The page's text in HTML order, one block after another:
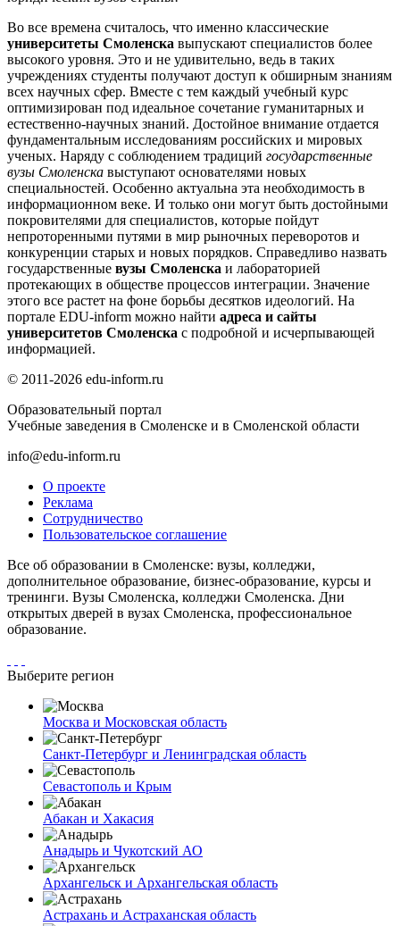
Во все времена считалось, что именно классические
университеты Смоленска выпускают специалистов более
высокого уровня. Это и не удивительно, ведь в таких
учреждениях студенты получают доступ к обширным знаниям
всех научных сфер. Вместе с тем каждый учебный курс
оптимизирован под идеальное сочетание гуманитарных и
естественно-научных знаний. Достойное внимание отдается
фундаментальным исследованиям российских и мировых
ученых. Наряду с соблюдением традиций государственные
вузы Смоленска выступают основателями новых
специальностей. Особенно актуальна эта необходимость в
информационном веке. И только они могут быть достойными
покровителями для специалистов, которые пойдут
непроторенными путями в мир рыночных переворотов и
конкуренции старых и новых порядков. Справедливо назвать
государственные вузы Смоленска и лабораторией
протекающих в обществе процессов интеграции. Значение
этого все растет на фоне борьбы десятков идеологий. На
портале EDU-inform можно найти адреса и сайты
университетов Смоленска с подробной и исчерпывающей
информацией.
© 2011-2026 edu-inform.ru
Образовательный портал
Учебные заведения в Смоленске и в Смоленской области
info@edu-inform.ru
О проекте
Реклама
Сотрудничество
Пользовательское соглашение
Все об образовании в Смоленске: вузы, колледжи,
дополнительное образование, бизнес-образование, курсы и
тренинги. Вузы Смоленска, колледжи Смоленска. Дни
открытых дверей в вузах Смоленска, профессиональное
образование.
Выберите регион
Москва и Московская область
Санкт-Петербург и Ленинградская область
Севастополь и Крым
Абакан и Хакасия
Анадырь и Чукотский АО
Архангельск и Архангельская область
Астрахань и Астраханская область